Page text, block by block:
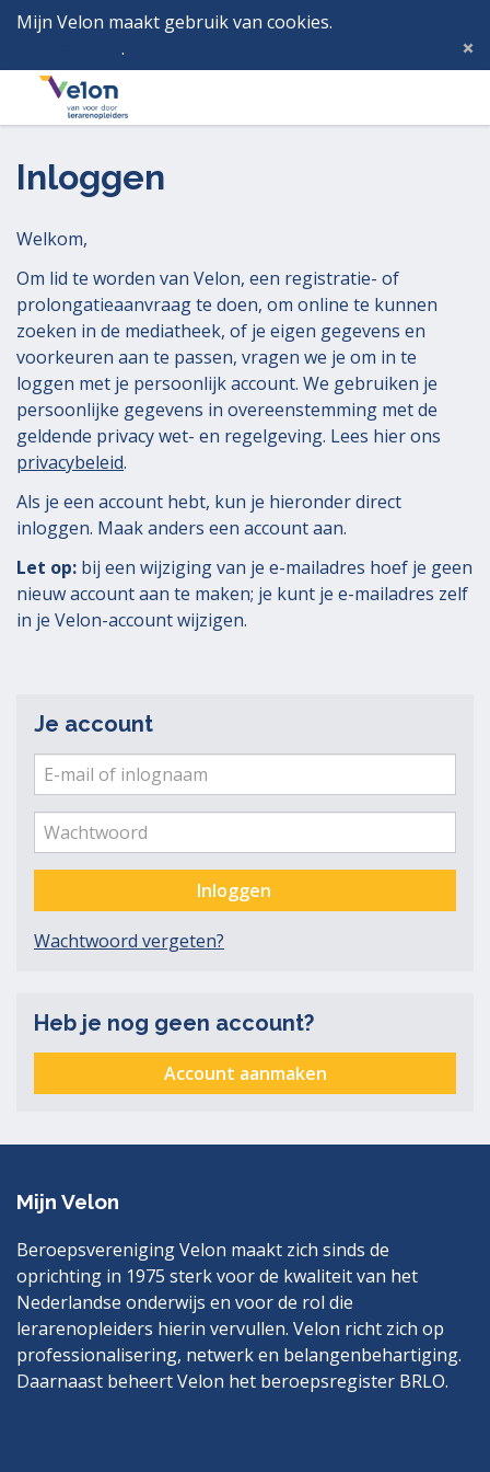
Mijn Velon maakt gebruik van cookies.
.
Menu
Inloggen
Welkom,
Om lid te worden van Velon, een registratie- of
prolongatieaanvraag te doen, om online te kunnen
zoeken in de mediatheek, of je eigen gegevens en
voorkeuren aan te passen, vragen we je om in te
loggen met je persoonlijk account. We gebruiken je
persoonlijke gegevens in overeenstemming met de
geldende privacy wet- en regelgeving. Lees hier ons
privacybeleid.
Als je een account hebt, kun je hieronder direct
inloggen. Maak anders een account aan.
Let op: bij een wijziging van je e-mailadres hoef je geen
nieuw account aan te maken; je kunt je e-mailadres zelf
in je Velon-account wijzigen.
Je account
E-
mail
of
inlognaam
Wachtwoord
Inloggen
Wachtwoord vergeten?
Heb je nog geen account?
Account aanmaken
Mijn Velon
Beroepsvereniging Velon maakt zich sinds de
oprichting in 1975 sterk voor de kwaliteit van het
Nederlandse onderwijs en voor de rol die
lerarenopleiders hierin vervullen. Velon richt zich op
professionalisering, netwerk en belangenbehartiging.
Daarnaast beheert Velon het beroepsregister BRLO.